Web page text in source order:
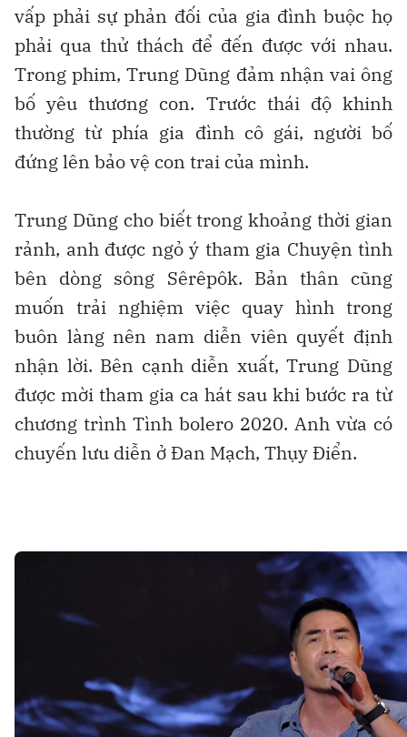
vấp phải sự phản đối của gia đình buộc họ
phải qua thử thách để đến được với nhau.
Trong phim, Trung Dũng đảm nhận vai ông
bố yêu thương con. Trước thái độ khinh
thường từ phía gia đình cô gái, người bố
đứng lên bảo vệ con trai của mình.
Trung Dũng cho biết trong khoảng thời gian
rảnh, anh được ngỏ ý tham gia Chuyện tình
bên dòng sông Sêrêpôk. Bản thân cũng
muốn trải nghiệm việc quay hình trong
buôn làng nên nam diễn viên quyết định
nhận lời. Bên cạnh diễn xuất, Trung Dũng
được mời tham gia ca hát sau khi bước ra từ
chương trình Tình bolero 2020. Anh vừa có
chuyến lưu diễn ở Đan Mạch, Thụy Điển.